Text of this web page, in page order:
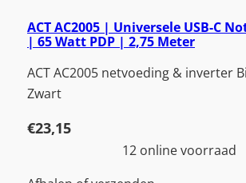
ACT AC2005 | Universele USB-C
| 65 Watt PDP | 2,75 Meter
ACT AC2005 netvoeding & inverter
Zwart
€23,15
12 online voorraad